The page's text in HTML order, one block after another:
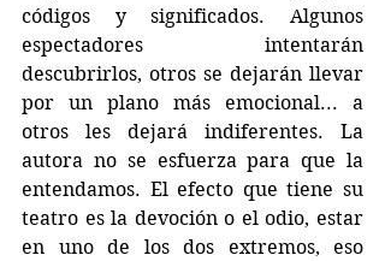
códigos y significados. Algunos
espectadores intentarán
descubrirlos, otros se dejarán llevar
por un plano más emocional... a
otros les dejará indiferentes. La
autora no se esfuerza para que la
entendamos. El efecto que tiene su
teatro es la devoción o el odio, estar
en uno de los dos extremos, eso